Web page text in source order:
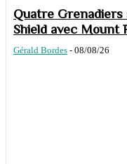
Quatre Grenadiers
Shield avec Mount
Gérald Bordes - 08/08/26